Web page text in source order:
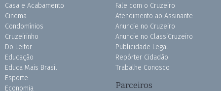
Casa e Acabamento
Cinema
Condomínios
Cruzeirinho
Do Leitor
Educação
Educa Mais Brasil
Esporte
Economia
Fale com o Cruzeiro
Atendimento ao Assinante
Anuncie no Cruzeiro
Anuncie no ClassiCruzeiro
Publicidade Legal
Repórter Cidadão
Trabalhe Conosco
Parceiros